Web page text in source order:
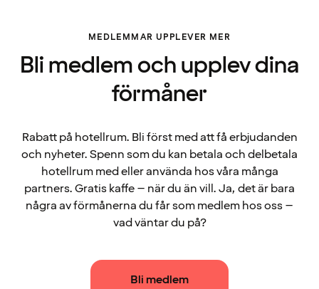
MEDLEMMAR UPPLEVER MER
Bli medlem och upplev dina
förmåner
Rabatt på hotellrum. Bli först med att få erbjudanden
och nyheter. Spenn som du kan betala och delbetala
hotellrum med eller använda hos våra många
partners. Gratis kaffe – när du än vill. Ja, det är bara
några av förmånerna du får som medlem hos oss –
vad väntar du på?
Bli medlem